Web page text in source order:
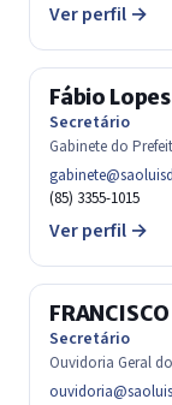
Ver perfil →
Fábio
Secretário
Gabinete do
(85) 3355-1015
Ver perfil →
Secretário
Ouvidoria Geral